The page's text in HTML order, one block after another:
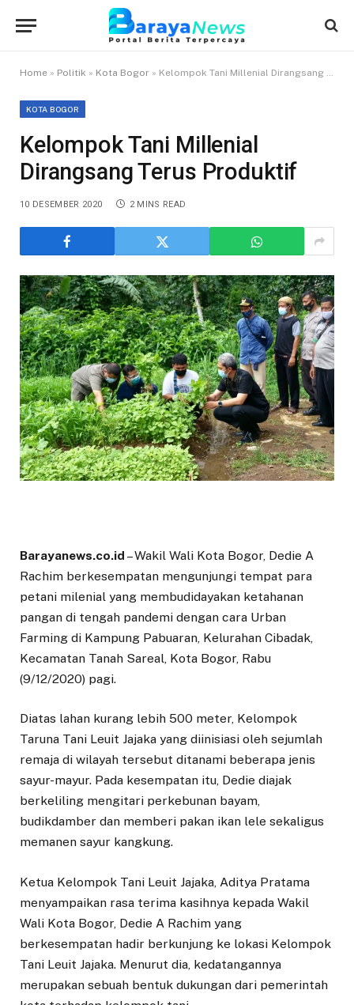
Home » Politik » Kota Bogor » Kelompok Tani Millenial Dirangsang Terus Produktif
KOTA BOGOR
Kelompok Tani Millenial
Dirangsang Terus Produktif
10 DESEMBER 2020 2 MINS READ
Barayanews.co.id – Wakil Wali Kota Bogor, Dedie A
Rachim berkesempatan mengunjungi tempat para
petani milenial yang membudidayakan ketahanan
pangan di tengah pandemi dengan cara Urban
Farming di Kampung Pabuaran, Kelurahan Cibadak,
Kecamatan Tanah Sareal, Kota Bogor, Rabu
(9/12/2020) pagi.
Diatas lahan kurang lebih 500 meter, Kelompok
Taruna Tani Leuit Jajaka yang diinisiasi oleh sejumlah
remaja di wilayah tersebut ditanami beberapa jenis
sayur-mayur. Pada kesempatan itu, Dedie diajak
berkeliling mengitari perkebunan bayam,
budikdamber dan memberi pakan ikan lele sekaligus
memanen sayur kangkung.
Ketua Kelompok Tani Leuit Jajaka, Aditya Pratama
menyampaikan rasa terima kasihnya kepada Wakil
Wali Kota Bogor, Dedie A Rachim yang
berkesempatan hadir berkunjung ke lokasi Kelompok
Tani Leuit Jajaka. Menurut dia, kedatangannya
merupakan sebuah bentuk dukungan dari pemerintah